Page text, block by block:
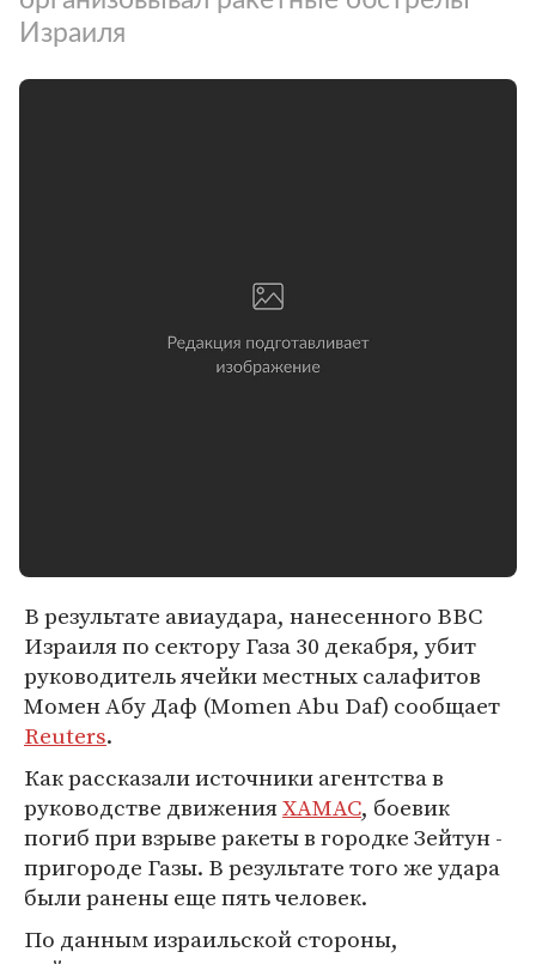
Израиля
В результате авиаудара, нанесенного ВВС
Израиля по сектору Газа 30 декабря, убит
руководитель ячейки местных салафитов
Момен Абу Даф (Momen Abu Daf) сообщает
Reuters.
Как рассказали источники агентства в
руководстве движенияХАМАС, боевик
погиб при взрыве ракеты в городке Зейтун -
пригороде Газы. В результате того же удара
были ранены еще пять человек.
По данным израильской стороны,